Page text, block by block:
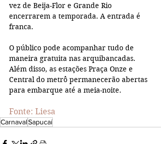
vez de Beija-Flor e Grande Rio
encerrarem a temporada. A entrada é
franca.
O público pode acompanhar tudo de
maneira gratuita nas arquibancadas.
Além disso, as estações Praça Onze e
Central do metrô permanecerão abertas
para embarque até a meia-noite.
Fonte: Liesa
CarnavalSapucaí